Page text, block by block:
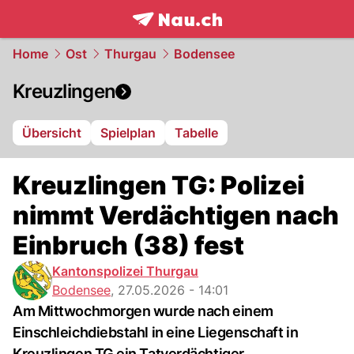
frontpage.NAU.ch
Home Ost Thurgau Bodensee
Kreuzlingen
Übersicht Spielplan Tabelle
Kreuzlingen TG: Polizei
nimmt Verdächtigen nach
Einbruch (38) fest
Kantonspolizei Thurgau
Bodensee, 27.05.2026 - 14:01
Am Mittwochmorgen wurde nach einem
Einschleichdiebstahl in eine Liegenschaft in